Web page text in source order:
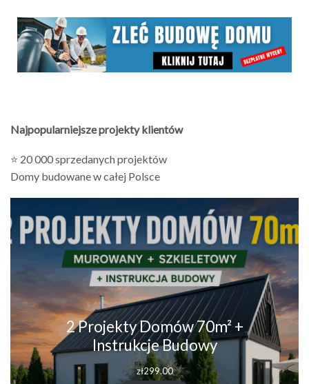
Najpopularniejsze projekty klientów
⭐ 20 000 sprzedanych projektów
Domy budowane w całej Polsce
2 Projekty Domów 70m² +
Instrukcje Budowy
zł299.00